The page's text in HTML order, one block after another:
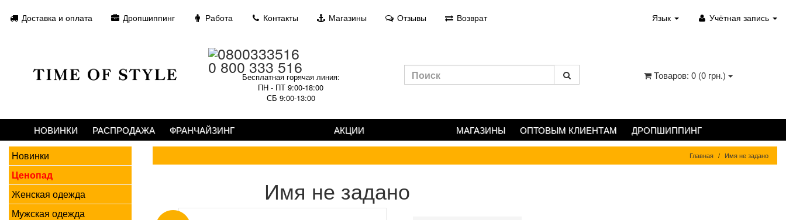
Доставка и оплата Дропшиппинг Работа Контакты Магазины Отзывы Возврат Язык Учётная запись
0 800 333 516
Бесплатная горячая линия:
ПН - ПТ 9:00-18:00
СБ 9:00-13:00
Товаров: 0 (0 грн.)
НОВИНКИ РАСПРОДАЖА ФРАНЧАЙЗИНГ АКЦИИ МАГАЗИНЫ ОПТОВЫМ КЛИЕНТАМ ДРОПШИППИНГ
Новинки
Ценопад
Женская одежда
Мужская одежда
Главная Имя не задано
Имя не задано